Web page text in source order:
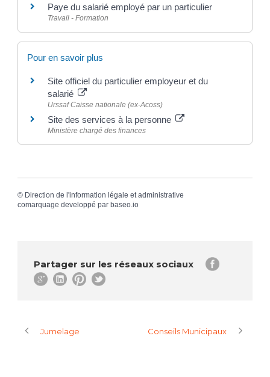
Paye du salarié employé par un particulier
Travail - Formation
Pour en savoir plus
Site officiel du particulier employeur et du
salarié
Urssaf Caisse nationale (ex-Acoss)
Site des services à la personne
Ministère chargé des finances
© Direction de l'information légale et administrative
comarquage developpé par baseo.io
Partager sur les réseaux sociaux
Jumelage Conseils Municipaux